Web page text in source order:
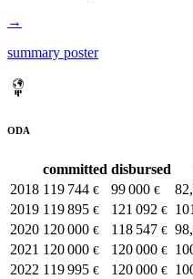
→
summary poster
ODA
committed disbursed
2018 119 744 € 99 000 €
2019 119 895 € 121 092 €
2020 120 000 € 118 547 €
2021 120 000 € 120 000 €
2022 119 995 € 120 000 €